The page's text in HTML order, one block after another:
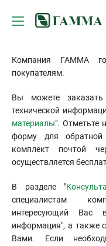
Компания ГАММА
покупателям.
Вы можете
технической
материалы". Отметьте
форму для
комплект почтой
осуществляется
В разделе "
специалистам
интересующий Вас
информация", а также
Вами. Если